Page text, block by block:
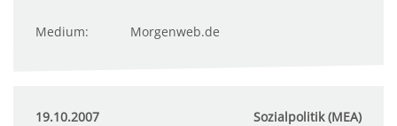
Medium: Morgenweb.de
19.10.2007 Sozialpolitik (MEA)